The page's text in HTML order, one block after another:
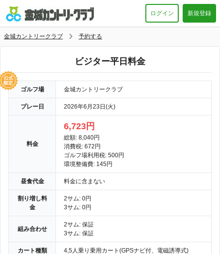
ログイン 新規登録
金城カントリークラブ 予約する
ビジター平日料金
ゴルフ場 金城カントリークラブ
プレー日 2026年6月23日(火)
料金
6,723円
総額: 8,040円
消費税: 672円
ゴルフ場利用税: 500円
環境整備費: 145円
昼食代金 料金に含まない
割り増し料
金
2サム: 0円
3サム: 0円
組み合わせ
2サム: 保証
3サム: 保証
カート種類 4,5人乗り乗用カート(GPSナビ付、電磁誘導式)